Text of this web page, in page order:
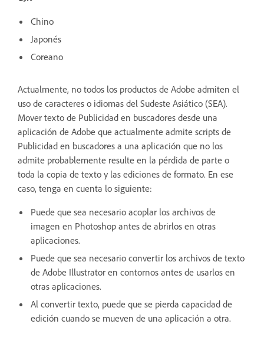
Chino
Japonés
Coreano
Actualmente, no todos los productos de Adobe admiten el
uso de caracteres o idiomas del Sudeste Asiático (SEA).
Mover texto de Publicidad en buscadores desde una
aplicación de Adobe que actualmente admite scripts de
Publicidad en buscadores a una aplicación que no los
admite probablemente resulte en la pérdida de parte o
toda la copia de texto y las ediciones de formato. En ese
caso, tenga en cuenta lo siguiente:
Puede que sea necesario acoplar los archivos de
imagen en Photoshop antes de abrirlos en otras
aplicaciones.
Puede que sea necesario convertir los archivos de texto
de Adobe Illustrator en contornos antes de usarlos en
otras aplicaciones.
Al convertir texto, puede que se pierda capacidad de
edición cuando se mueven de una aplicación a otra.